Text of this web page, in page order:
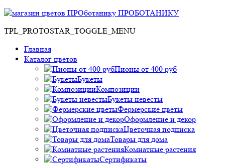
ПРОБОТАНИКУ
TPL_PROTOSTAR_TOGGLE_MENU
Главная
Каталог цветов
Пионы от 400 руб
Букеты
Композиции
Букеты невесты
Фермерские цветы
Оформление и декор
Цветочная подписка
Товары для дома
Комнатные растения
Сертификаты